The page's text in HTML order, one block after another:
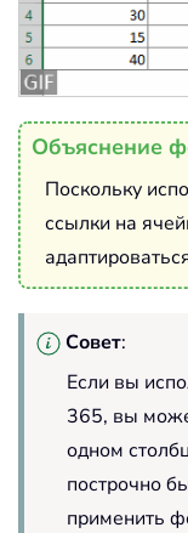
Объяснение
Поскольку
ссылки на
Совет:
Если вы
365, вы
одном
построчно
применить